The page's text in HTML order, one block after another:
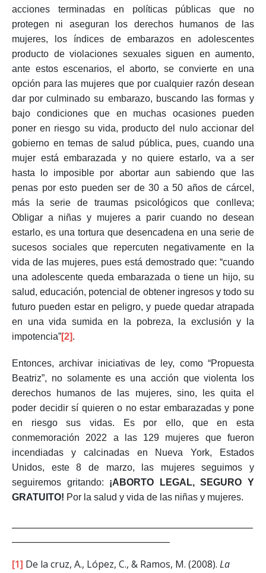
acciones terminadas en políticas públicas que no
protegen ni aseguran los derechos humanos de las
mujeres, los índices de embarazos en adolescentes
producto de violaciones sexuales siguen en aumento,
ante estos escenarios, el aborto, se convierte en una
opción para las mujeres que por cualquier razón desean
dar por culminado su embarazo, buscando las formas y
bajo condiciones que en muchas ocasiones pueden
poner en riesgo su vida, producto del nulo accionar del
gobierno en temas de salud pública, pues, cuando una
mujer está embarazada y no quiere estarlo, va a ser
hasta lo imposible por abortar aun sabiendo que las
penas por esto pueden ser de 30 a 50 años de cárcel,
más la serie de traumas psicológicos que conlleva;
Obligar a niñas y mujeres a parir cuando no desean
estarlo, es una tortura que desencadena en una serie de
sucesos sociales que repercuten negativamente en la
vida de las mujeres, pues está demostrado que: “cuando
una adolescente queda embarazada o tiene un hijo, su
salud, educación, potencial de obtener ingresos y todo su
futuro pueden estar en peligro, y puede quedar atrapada
en una vida sumida en la pobreza, la exclusión y la
impotencia”[2].
Entonces, archivar iniciativas de ley, como “Propuesta
Beatriz”, no solamente es una acción que violenta los
derechos humanos de las mujeres, sino, les quita el
poder decidir sí quieren o no estar embarazadas y pone
en riesgo sus vidas. Es por ello, que en esta
conmemoración 2022 a las 129 mujeres que fueron
incendiadas y calcinadas en Nueva York, Estados
Unidos, este 8 de marzo, las mujeres seguimos y
seguiremos gritando: ¡ABORTO LEGAL, SEGURO Y
GRATUITO! Por la salud y vida de las niñas y mujeres.
[1] De la cruz, A., López, C., & Ramos, M. (2008). La